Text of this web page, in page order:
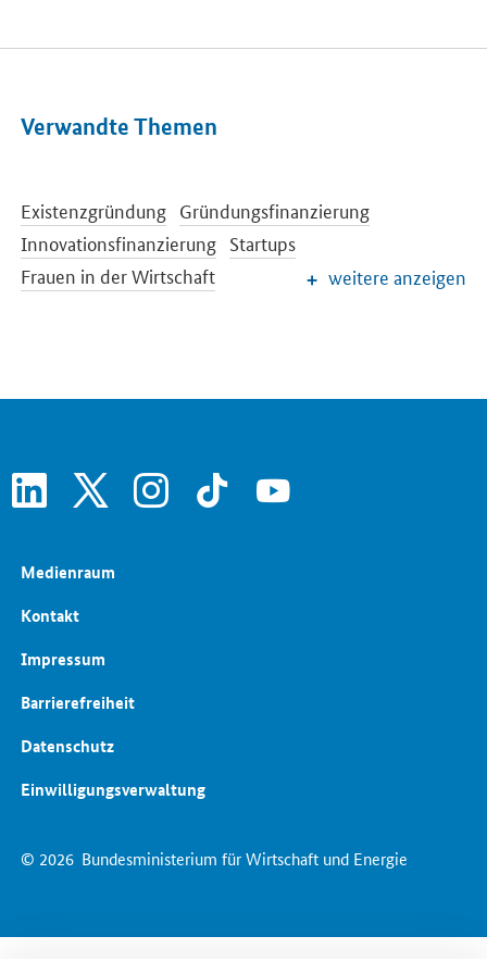
Verwandte Themen
Existenzgründung Gründungsfinanzierung
Innovationsfinanzierung Startups
Frauen in der Wirtschaft
Gewerberecht
weitere anzeigen
linkedin instagram tiktok youtube
© 2026 Bundesministerium für Wirtschaft und Energie
Medienraum
Kontakt
Impressum
Barrierefreiheit
Datenschutz
Einwilligungsverwaltung